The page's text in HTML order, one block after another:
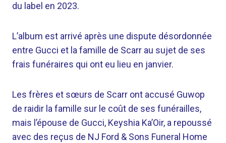
du label en 2023.
L’album est arrivé après une dispute désordonnée
entre Gucci et la famille de Scarr au sujet de ses
frais funéraires qui ont eu lieu en janvier.
Les frères et sœurs de Scarr ont accusé Guwop
de raidir la famille sur le coût de ses funérailles,
mais l’épouse de Gucci, Keyshia Ka’Oir, a repoussé
avec des reçus de NJ Ford & Sons Funeral Home